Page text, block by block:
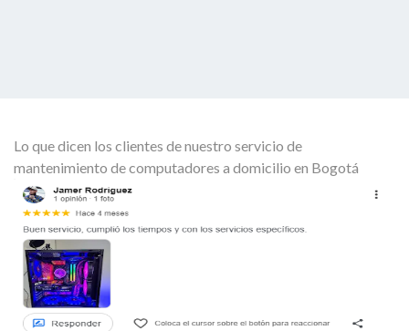
Lo que dicen los clientes de nuestro servicio de
mantenimiento de computadores a domicilio en Bogotá